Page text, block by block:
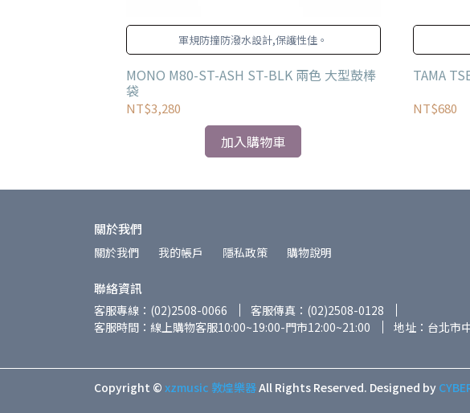
軍規防撞防潑水設計,保護性佳。
MONO M80-ST-ASH ST-BLK 兩色 大型鼓棒
袋
NT$3,280
加入購物車
TAMA
NT$680
關於我們
關於我們 我的帳戶 隱私政策 購物說明
聯絡資訊
客服專線：(02)2508-0066
客服傳真：(02)2508-0128
客服時間：線上購物客服10:00~19:00-門市12:00~21:00
地址：台北市
Copyright © xzmusic 敦煌樂器All Rights Reserved. Designed by